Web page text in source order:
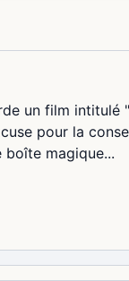
un film intitulé
pour la
magique...